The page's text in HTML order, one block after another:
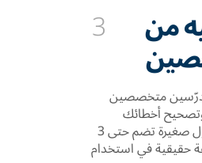
من 3
متخصصين
أخطائك
باستمرار. مع متابعة دقيقة وفصول صغيرة تضم حتى 3
حقيقية في استخدام